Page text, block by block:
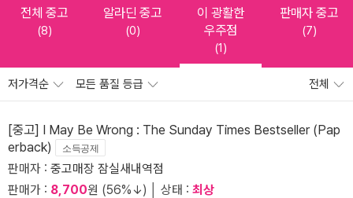
전체 중고
(8)
알라딘 중고
(0)
이 광활한
우주점
(1)
판매자 중고
(7)
저가격순 모든 품질 등급 전체
[중고] I May Be Wrong : The Sunday Times Bestseller (Pap
erback)
소득공제
판매자 : 중고매장 잠실새내역점
판매가 : 8,700원 (56%↓) │ 상태 : 최상